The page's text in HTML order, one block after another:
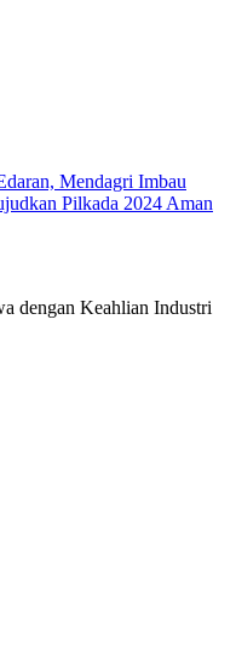
Mendagri Imbau
Pilkada 2024 Aman
dengan Keahlian Industri